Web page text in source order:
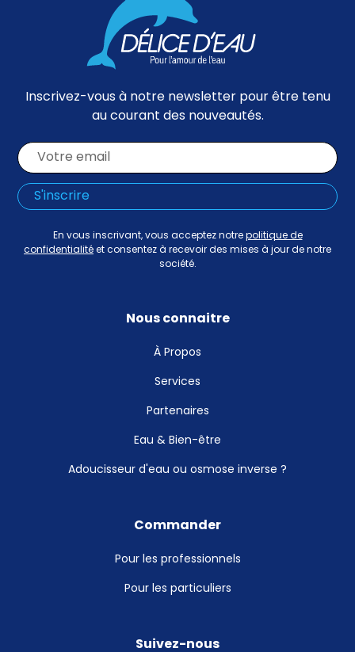
Inscrivez-vous à notre newsletter pour être tenu
au courant des nouveautés.
En vous inscrivant, vous acceptez notre politique de
confidentialité et consentez à recevoir des mises à jour de notre
société.
Nous connaitre
À Propos
Services
Partenaires
Eau & Bien-être
Adoucisseur d'eau ou osmose inverse ?
Commander
Pour les professionnels
Pour les particuliers
Suivez-nous